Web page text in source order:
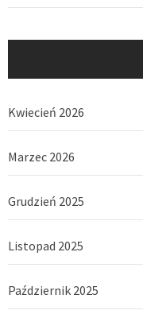
Kwiecień 2026
Marzec 2026
Grudzień 2025
Listopad 2025
Październik 2025